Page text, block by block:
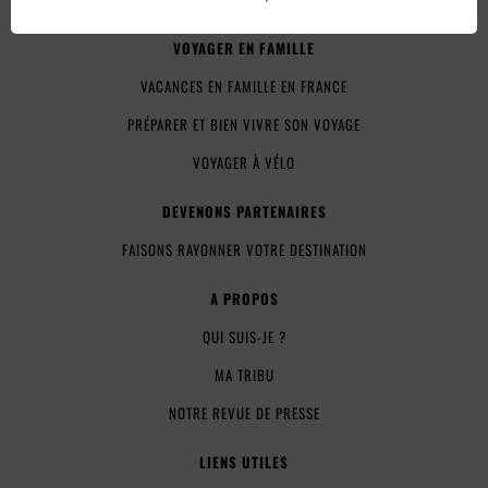
VOYAGER EN FAMILLE
VACANCES EN FAMILLE EN FRANCE
PRÉPARER ET BIEN VIVRE SON VOYAGE
VOYAGER À VÉLO
DEVENONS PARTENAIRES
FAISONS RAYONNER VOTRE DESTINATION
A PROPOS
QUI SUIS-JE ?
MA TRIBU
NOTRE REVUE DE PRESSE
LIENS UTILES